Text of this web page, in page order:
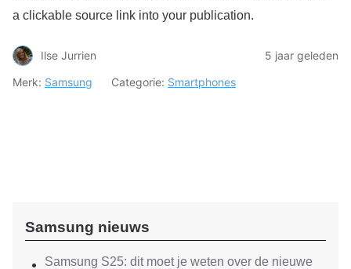
a clickable source link into your publication.
Ilse Jurrien
5 jaar geleden
Merk: Samsung Categorie: Smartphones
Samsung nieuws
Samsung S25: dit moet je weten over de nieuwe